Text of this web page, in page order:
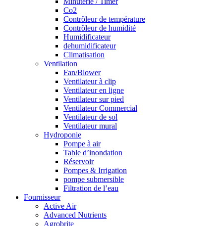
Co2
Contrôleur de température
Contrôleur de humidité
Humidificateur
dehumidificateur
Climatisation
Ventilation
Fan/Blower
Ventilateur à clip
Ventilateur en ligne
Ventilateur sur pied
Ventilateur Commercial
Ventilateur de sol
Ventilateur mural
Hydroponie
Pompe à air
Table d’inondation
Réservoir
Pompes & Irrigation
pompe submersible
Filtration de l’eau
Fournisseur
Active Air
Advanced Nutrients
Agrobrite